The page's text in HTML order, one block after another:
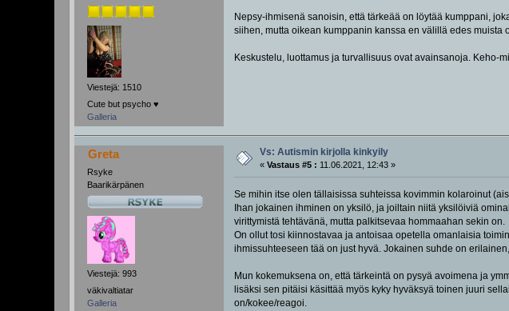
Viestejä: 1510
Cute but psycho ♥️
Galleria
Nepsy-ihmisenä sanoisin, että tärkeää on löytää kumppani,
siihen, mutta oikean kumppanin kanssa en välillä edes muista
Keskustelu, luottamus ja turvallisuus ovat avainsanoja. Keho-
Greta
Rsyke
Baarikärpänen
Viestejä: 993
väkivaltiatar
Galleria
Vs: Autismin kirjolla kinkyily
«Vastaus #5 : 11.06.2021, 12:43 »
Se mihin itse olen tällaisissa suhteissa kovimmin kolaroinut
Ihan jokainen ihminen on yksilö, ja joiltain niitä yksilöiviä
virittymistä tehtävänä, mutta palkitsevaa hommaahan sekin on.
On ollut tosi kiinnostavaa ja antoisaa opetella omanlaisia
ihmissuhteeseen tää on just hyvä. Jokainen suhde on
Mun kokemuksena on, että tärkeintä on pysyä avoimena ja
lisäksi sen pitäisi käsittää myös kyky hyväksyä toinen juuri
on/kokee/reagoi.